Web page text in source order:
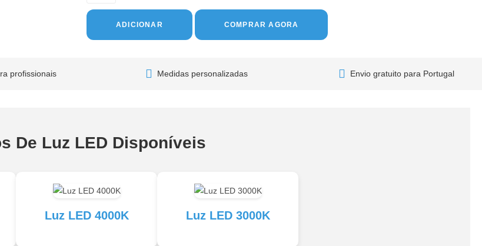
ADICIONAR COMPRAR AGORA
profissionais Medidas personalizadas Envio gratuito para Portugal
De Luz LED Disponíveis
Luz LED 4000K Luz LED 3000K